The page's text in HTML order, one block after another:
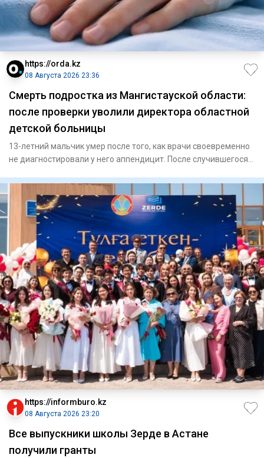
https://orda.kz
08 Августа 2026 23:36
Смерть подростка из Мангистауской области:
после проверки уволили директора областной
детской больницы
13-летний мальчик умер после того, как врачи своевременно
не диагностировали у него аппендицит. После случившегося
https://informburo.kz
08 Августа 2026 23:20
Все выпускники школы Зерде в Астане
получили гранты